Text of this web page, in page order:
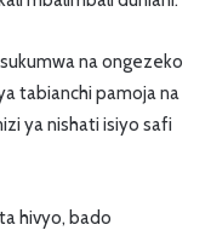
na ongezeko
tabianchi pamoja na
ya nishati isiyo safi
hivyo, bado